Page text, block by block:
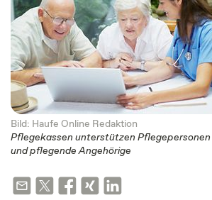
Bild: Haufe Online Redaktion
Pflegekassen unterstützen Pflegepersonen
und pflegende Angehörige